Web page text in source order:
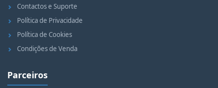
Contactos e Suporte
Política de Privacidade
Política de Cookies
Condições de Venda
Parceiros